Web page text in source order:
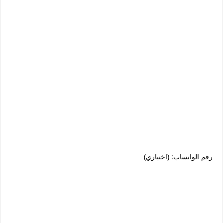
رقم الواتساب: (اختياري)